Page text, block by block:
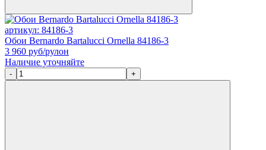
артикул: 84186-3
Обои Bernardo Bartalucci Ornella 84186-3
3 960 руб/рулон
Наличие уточняйте
- +